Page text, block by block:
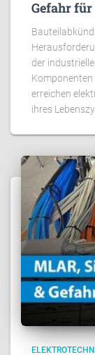
Gefahr
der
Komponenten
erreichen
ihres